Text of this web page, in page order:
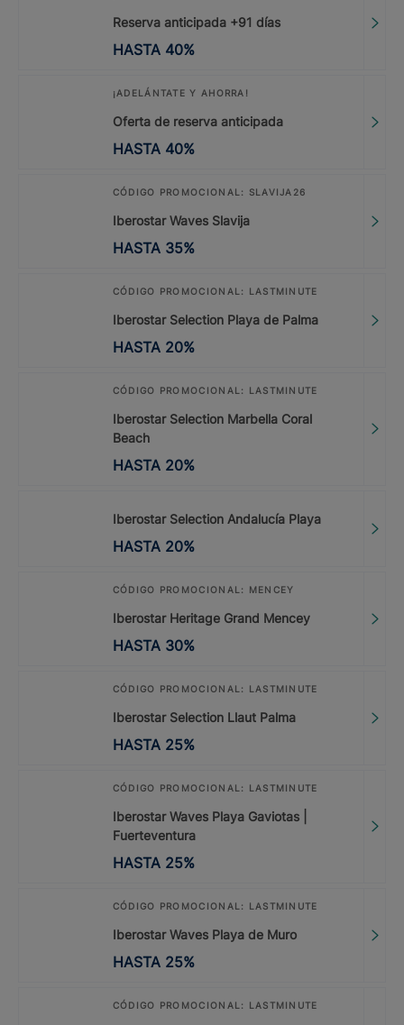
Reserva anticipada +91 días
HASTA 40%
¡ADELÁNTATE Y AHORRA!
Oferta de reserva anticipada
HASTA 40%
CÓDIGO PROMOCIONAL: SLAVIJA26
Iberostar Waves Slavija
HASTA 35%
CÓDIGO PROMOCIONAL: LASTMINUTE
Iberostar Selection Playa de Palma
HASTA 20%
CÓDIGO PROMOCIONAL: LASTMINUTE
Iberostar Selection Marbella Coral
Beach
HASTA 20%
Iberostar Selection Andalucía Playa
HASTA 20%
CÓDIGO PROMOCIONAL: MENCEY
Iberostar Heritage Grand Mencey
HASTA 30%
CÓDIGO PROMOCIONAL: LASTMINUTE
Iberostar Selection Llaut Palma
HASTA 25%
CÓDIGO PROMOCIONAL: LASTMINUTE
Iberostar Waves Playa Gaviotas |
Fuerteventura
HASTA 25%
CÓDIGO PROMOCIONAL: LASTMINUTE
Iberostar Waves Playa de Muro
HASTA 25%
CÓDIGO PROMOCIONAL: LASTMINUTE